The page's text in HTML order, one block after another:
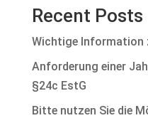
Recent Posts
Wichtige Information
Anforderung einer
§24c EstG
Bitte nutzen Sie die